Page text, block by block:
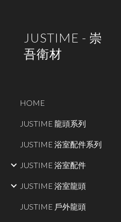
JUSTIME - 崇
吾衛材
HOME
JUSTIME 龍頭系列
JUSTIME 浴室配件系列
JUSTIME 浴室配件
JUSTIME 浴室龍頭
JUSTIME 戶外龍頭